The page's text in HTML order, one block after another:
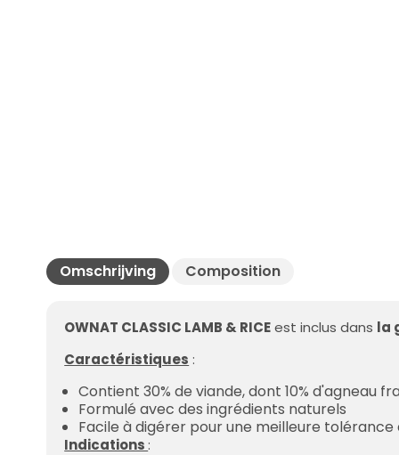
Omschrijving Composition
OWNAT CLASSIC LAMB & RICEest inclus dans la
Caractéristiques :
Contient 30% de viande, dont 10% d'agneau
Formulé avec des ingrédients naturels
Facile à digérer pour une meilleure tolérance
Indications: